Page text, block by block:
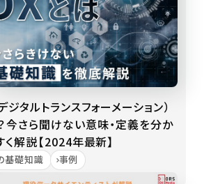
ジタルトランスフォーメーション）
今さら聞けない意味・定義を分か
く解説【2024年最新】
基礎知識 事例